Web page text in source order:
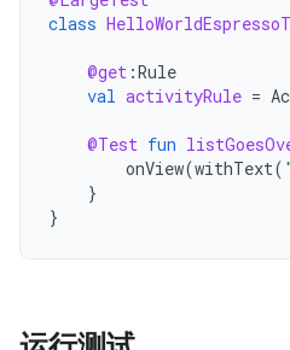
class
@get :Rule
val activityRule =
@Test fun
onView(withText(
}
}